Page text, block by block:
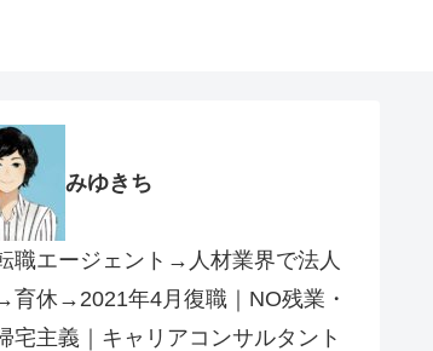
みゆきち
職エージェント→人材業界で法人
育休→2021年4月復職｜NO残業・
宅主義｜キャリアコンサルタント